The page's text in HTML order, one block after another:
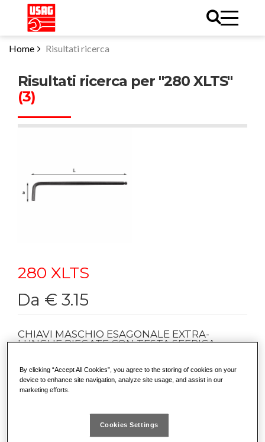
Home Risultati ricerca
Risultati ricerca per "280 XLTS"
(3)
280 XLTS
Da € 3.15
CHIAVI MASCHIO ESAGONALE EXTRA-
LUNGHE PIEGATE CON TESTA SFERICA
Modello che permette di operare con inclinazioni fino a 25°
rispetto all'asse della vite
By clicking “Accept All Cookies”, you agree to the storing of cookies on your
device to enhance site navigation, analyze site usage, and assist in our
marketing efforts.
Cookies Settings